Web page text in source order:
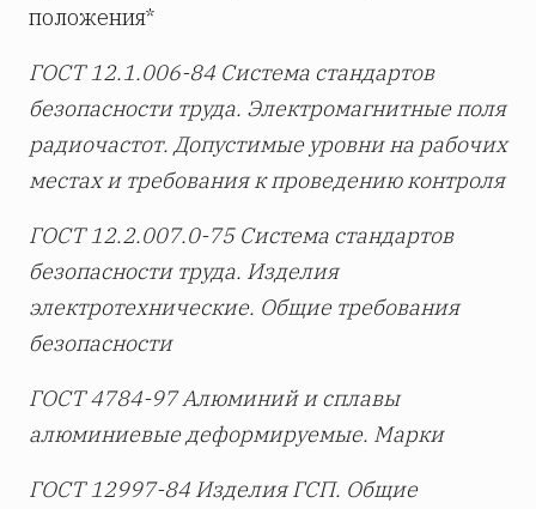
положения*
ГОСТ 12.1.006-84 Система стандартов
безопасности труда. Электромагнитные поля
радиочастот. Допустимые уровни на рабочих
местах и требования к проведению контроля
ГОСТ 12.2.007.0-75 Система стандартов
безопасности труда. Изделия
электротехнические. Общие требования
безопасности
ГОСТ 4784-97 Алюминий и сплавы
алюминиевые деформируемые. Марки
ГОСТ 12997-84 Изделия ГСП. Общие